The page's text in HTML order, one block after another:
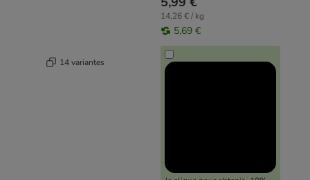
14 variantes
14,26 € / kg
5,69 €